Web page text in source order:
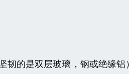
韧的是双层玻璃，钢或绝缘